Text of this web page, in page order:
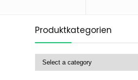
Produktkategorien